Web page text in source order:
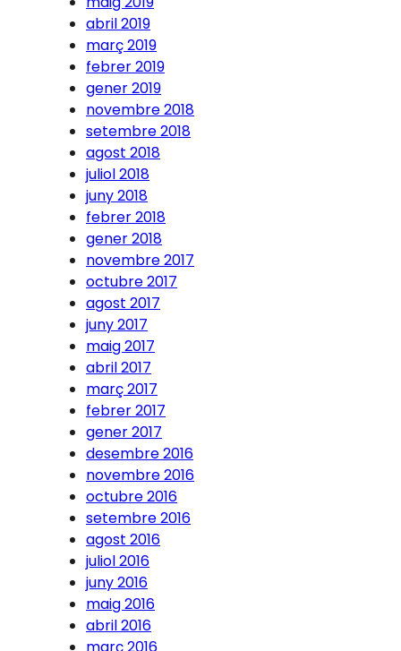
abril 2019
març 2019
febrer 2019
gener 2019
novembre 2018
setembre 2018
agost 2018
juliol 2018
juny 2018
febrer 2018
gener 2018
novembre 2017
octubre 2017
agost 2017
juny 2017
maig 2017
abril 2017
març 2017
febrer 2017
gener 2017
desembre 2016
novembre 2016
octubre 2016
setembre 2016
agost 2016
juliol 2016
juny 2016
maig 2016
abril 2016
març 2016